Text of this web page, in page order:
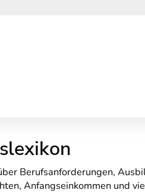
Berufsanforderungen,
Anfangseinkommen und